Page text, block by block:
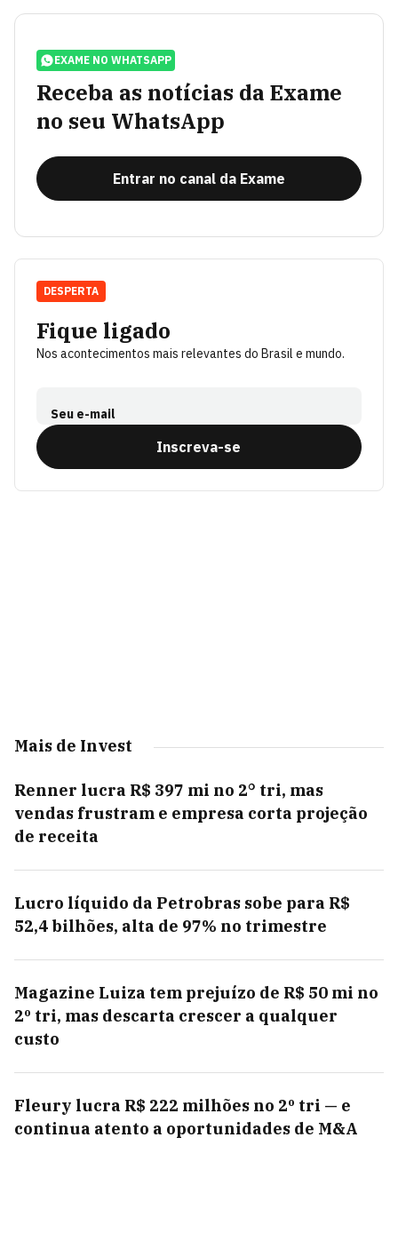
EXAME NO WHATSAPP
Receba as notícias da Exame
no seu WhatsApp
Entrar no canal da Exame
Fique ligado
Nos acontecimentos mais relevantes do Brasil e mundo.
Seu e-mail
Inscreva-se
DESPERTA
Mais de Invest
Renner lucra R$ 397 mi no 2° tri, mas
vendas frustram e empresa corta projeção
de receita
Lucro líquido da Petrobras sobe para R$
52,4 bilhões, alta de 97% no trimestre
Magazine Luiza tem prejuízo de R$ 50 mi no
2º tri, mas descarta crescer a qualquer
custo
Fleury lucra R$ 222 milhões no 2º tri — e
continua atento a oportunidades de M&A